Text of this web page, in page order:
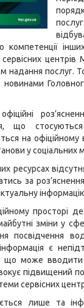
сервісних
надання послуг.
що стосуються
на офіційному
у соціальних
ресурсах
за
просторі
зміни у
посвідчення
є
що може
підвищений
сервісних
лише та